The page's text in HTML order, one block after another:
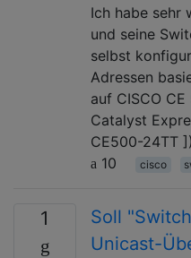
Ich habe sehr
und seine
selbst
Adressen
auf CISCO
Catalyst
CE500-24TT
10
cisco
1
Soll
Unicast-